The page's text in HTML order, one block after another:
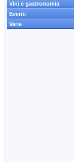
Vini e gastronomia
Eventi
Varie